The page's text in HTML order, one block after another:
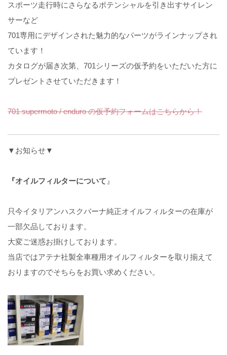
スポーツ走行時にさらなるポテンシャルを引き出すサイレン
サーなど
701専用にデザインされた魅力的なパーツがラインナップされ
ています！
カタログが届き次第、701シリーズの仮予約をいただいた方に
プレゼントさせていただきます！
701 supermoto / enduro の仮予約フォームはこちらから！
▼お知らせ▼
『オイルフィルターについて 』
只今イタリアンハスクバーナ純正オイルフィルターの在庫が
一部欠品しております。
大変ご迷惑お掛けしております。
当店ではアテナ社製全車種用オイルフィルターを取り揃えて
おりますのでそちらをお買い求めください。